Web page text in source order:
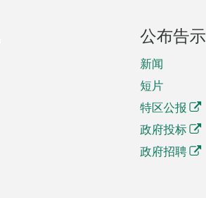
公布告示
新闻
短片
特区公报
政府投标
政府招聘